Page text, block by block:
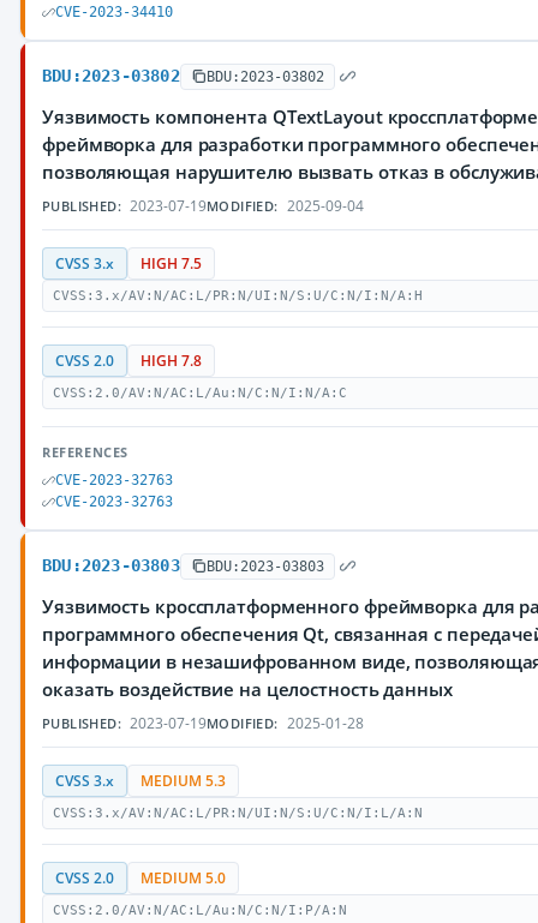
CVE-2023-34410
BDU:2023-03802 BDU:2023-03802
Уязвимость компонента QTextLayout
фреймворка для разработки программного
позволяющая нарушителю вызвать отказ в
PUBLISHED: 2023-07-19MODIFIED: 2025-09-04
CVSS 3.x HIGH 7.5
CVSS:3.x/AV:N/AC:L/PR:N/UI:N/S:U/C:N/I:N/A:H
CVSS 2.0 HIGH 7.8
CVSS:2.0/AV:N/AC:L/Au:N/C:N/I:N/A:C
REFERENCES
CVE-2023-32763
CVE-2023-32763
BDU:2023-03803 BDU:2023-03803
Уязвимость кроссплатформенного фреймворка для
программного обеспечения Qt, связанная с
информации в незашифрованном виде,
оказать воздействие на целостность данных
PUBLISHED: 2023-07-19MODIFIED: 2025-01-28
CVSS 3.x MEDIUM 5.3
CVSS:3.x/AV:N/AC:L/PR:N/UI:N/S:U/C:N/I:L/A:N
CVSS 2.0 MEDIUM 5.0
CVSS:2.0/AV:N/AC:L/Au:N/C:N/I:P/A:N